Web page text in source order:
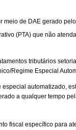
meio de DAE gerado
(PTA) que não
tributários
Regime Especial
automatizado,
a qualquer tempo
fiscal específico para